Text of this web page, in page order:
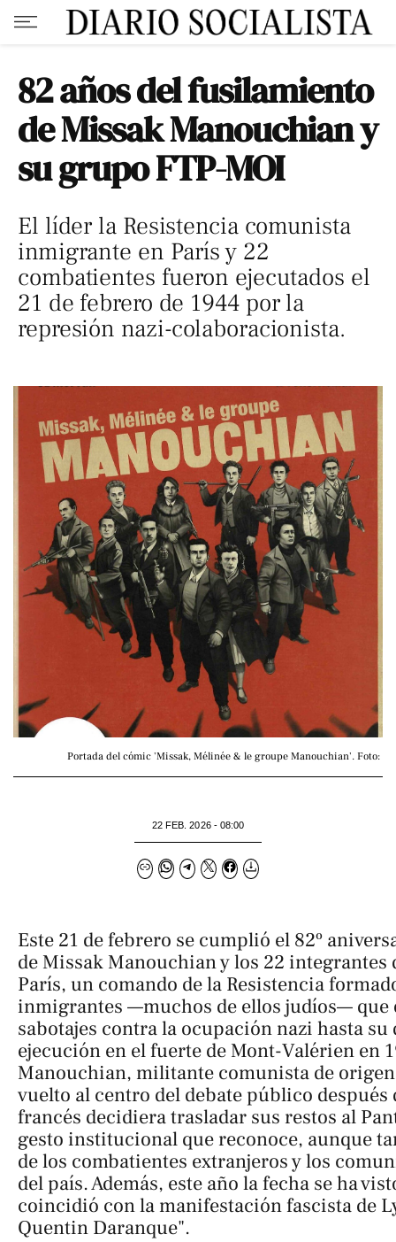
82 años del fusilamiento
de Missak Manouchian y
su grupo FTP-MOI
El líder la Resistencia comunista
inmigrante en París y 22
combatientes fueron ejecutados el
21 de febrero de 1944 por la
represión nazi-colaboracionista.
Portada del cómic 'Missak, Mélinée & le groupe Manouchian'. Foto:
22 FEB. 2026 - 08:00
Este 21 de febrero se cumplió el 82º
de Missak Manouchian y los 22 integrantes
París, un comando de la Resistencia
inmigrantes —muchos de ellos judíos— que
sabotajes contra la ocupación nazi hasta
ejecución en el fuerte de Mont-Valérien en
Manouchian, militante comunista de
vuelto al centro del debate público después
francés decidiera trasladar sus restos al
gesto institucional que reconoce, aunque
de los combatientes extranjeros y los
del país. Además, este año la fecha se ha
coincidió con la manifestación fascista de
Quentin Daranque".